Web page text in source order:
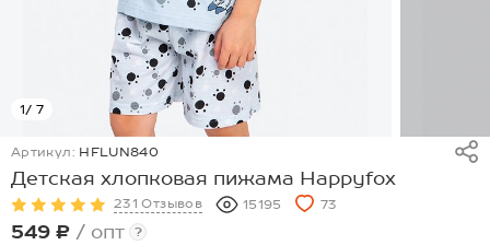
1/ 7
Артикул: HFLUN840
Детская хлопковая пижама Happyfox
231 Отзывов 15195 73
549 ₽ / опт ?